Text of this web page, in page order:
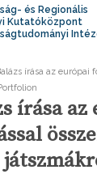
és Regionális
Kutatóközpont
írása az európai
írása az